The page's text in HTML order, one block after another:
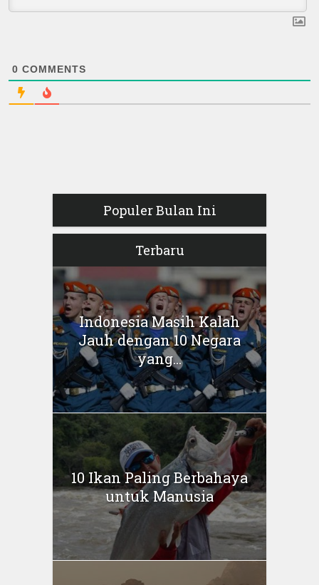
0 COMMENTS
Populer Bulan Ini
Terbaru
Indonesia Masih Kalah
Jauh dengan 10 Negara
yang...
10 Ikan Paling Berbahaya
untuk Manusia